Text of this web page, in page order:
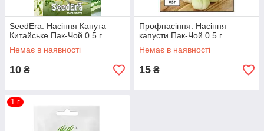
SeedЕra. Насіння Капута
Китайське Пак-Чой 0.5 г
Немає в наявності
10 ₴
Профнасіння. Насіння
капусти Пак-Чой 0.5 г
Немає в наявності
15 ₴
1 г